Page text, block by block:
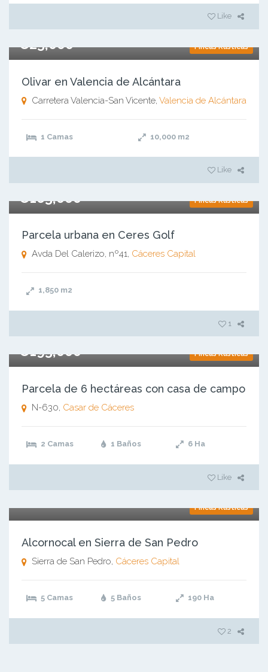
Like
Fincas Rústicas
€25,000
Olivar en Valencia de Alcántara
Carretera Valencia-San Vicente, Valencia de Alcántara
1 Camas 10,000 m2
Like
Fincas Rústicas
€165,000
Parcela urbana en Ceres Golf
Avda Del Calerizo, nº41, Cáceres Capital
1,850 m2
1
Fincas Rústicas
€195,000
Parcela de 6 hectáreas con casa de campo
N-630, Casar de Cáceres
2 Camas 1 Baños 6 Ha
Like
Fincas Rústicas
Alcornocal en Sierra de San Pedro
Sierra de San Pedro, Cáceres Capital
5 Camas 5 Baños 190 Ha
2